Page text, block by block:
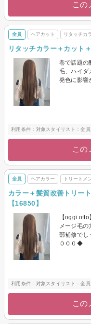
この
全員 ヘアカット リタッチカ
リタッチカラー＋カット
巷で話題の
毛、ハイダ
発色に影響
利用条件：対象スタイリスト：全
この
全員 ヘアカラー トリートメ
カラー＋髪質改善トリー
【16850】
【oggi
メージ毛
部補修でし
０００◆
利用条件：対象スタイリスト：全
この